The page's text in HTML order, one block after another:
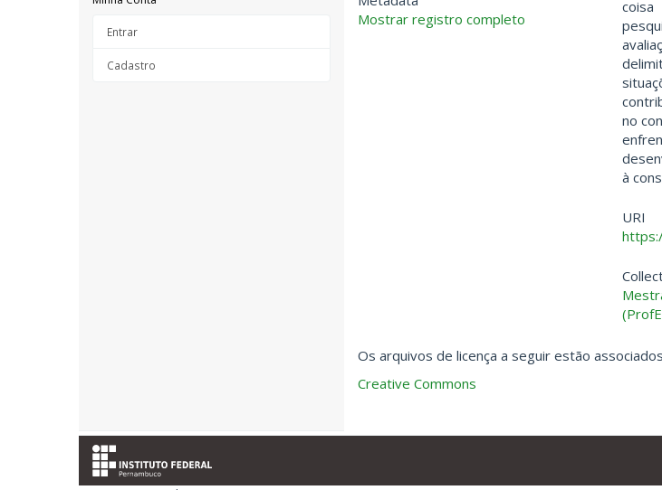
Entrar
Cadastro
Mostrar registro completo
coisa
no
à
URI
Os arquivos de licença a seguir estão
Creative Commons